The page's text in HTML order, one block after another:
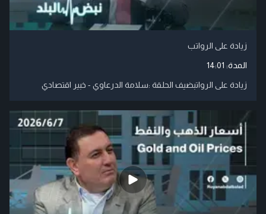
زيادة على الرواتب
المدة: 14:01
زيادة على الرواتبضيف الحلقة :سلامة الدرعاوي - خبير اقتصادي